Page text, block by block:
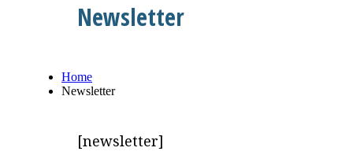
Newsletter
Home
Newsletter
[newsletter]